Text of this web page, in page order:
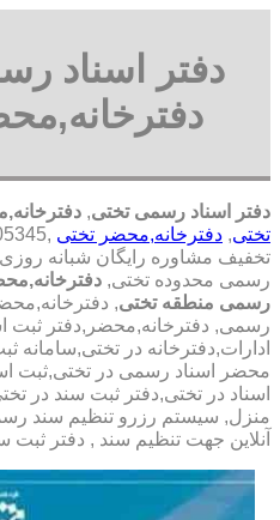
دفتر اسناد
دفتر اسناد رسمی تختی,
تختی, دفترخانه,محضر تختی
تخفیف مشاوره رايگان شبانه
رسمی محدوده تختی,
رسمی منطقه تختی,
رسمی, دفترخانه,محضر,دفتر ثبت
ادارات,دفترخانه در تختی,سامانه
محضر اسناد رسمی در تختی,ثبت
اسناد در تختی,دفتر ثبت سند در
منزل, سیستم رزرو تنظیم سند
آنلاین جهت تنظیم سند , دفتر ثبت